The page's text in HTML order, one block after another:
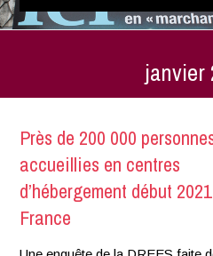
janvier
Près de 200 000
accueillies en centres
d’hébergement début
France